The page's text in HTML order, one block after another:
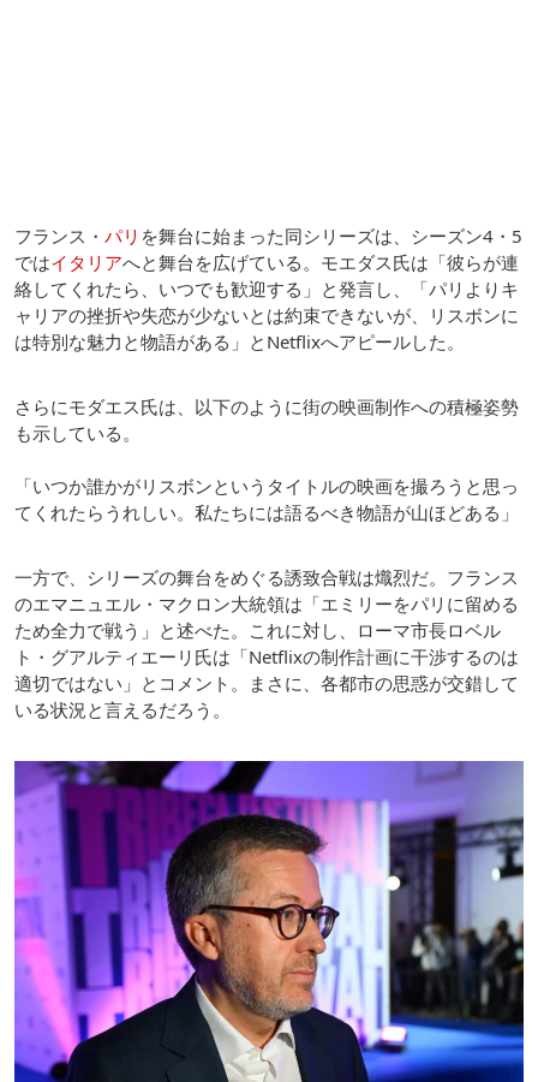
フランス・ パリ を舞台に始まった同シリーズは、シーズン4・5
ではイタリアへと舞台を広げている。モエダス氏は「彼らが連
絡してくれたら、いつでも歓迎する」と発言し、「パリよりキ
ャリアの挫折や失恋が少ないとは約束できないが、リスボンに
は特別な魅力と物語がある」とNetflixへアピールした。
さらにモダエス氏は、以下のように街の映画制作への積極姿勢
も示している。
「いつか誰かがリスボンというタイトルの映画を撮ろうと思っ
てくれたらうれしい。私たちには語るべき物語が山ほどある」
一方で、シリーズの舞台をめぐる誘致合戦は熾烈だ。フランス
のエマニュエル・マクロン大統領は「エミリーをパリに留める
ため全力で戦う」と述べた。これに対し、ローマ市長ロベル
ト・グアルティエーリ氏は「Netflixの制作計画に干渉するのは
適切ではない」とコメント。まさに、各都市の思惑が交錯して
いる状況と言えるだろう。